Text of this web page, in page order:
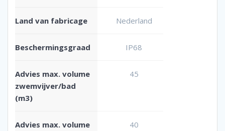
Land van fabricage Nederland
Beschermingsgraad IP68
Advies max. volume
zwemvijver/bad
(m3)
45
Advies max. volume
40